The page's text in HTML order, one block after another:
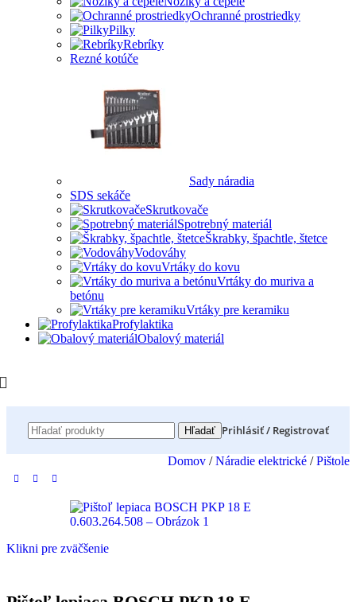
Ochranné prostriedky
Pilky
Rebríky
Rezné kotúče
Sady náradia
SDS sekáče
Skrutkovače
Spotrebný materiál
Škrabky, špachtle, štetce
Vodováhy
Vrtáky do kovu
Vrtáky do muriva a
betónu
Vrtáky pre keramiku
Profylaktika
Obalový materiál
Hľadať Prihlásiť / Registrovať
Domov / Náradie elektrické / Pištole
Klikni pre zväčšenie